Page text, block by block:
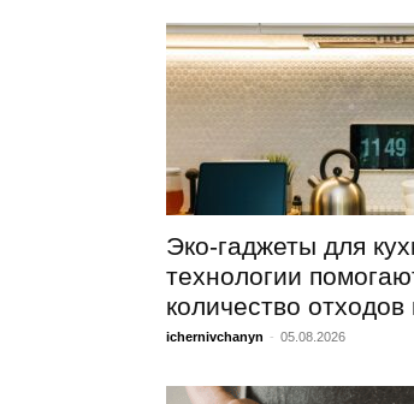
Эко-гаджеты для
технологии
количество отходов
ichernivchanyn - 05.08.2026